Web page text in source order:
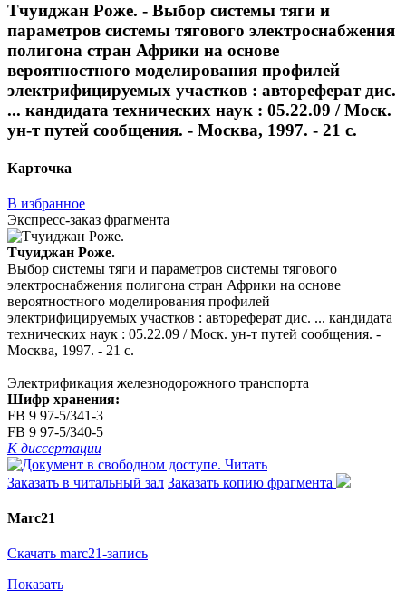
Тчуиджан Роже. - Выбор системы тяги и
параметров системы тягового электроснабжения
полигона стран Африки на основе
вероятностного моделирования профилей
электрифицируемых участков : автореферат дис.
... кандидата технических наук : 05.22.09 / Моск.
ун-т путей сообщения. - Москва, 1997. - 21 с.
Карточка
В избранное
Экспресс-заказ фрагмента
Тчуиджан Роже.
Выбор системы тяги и параметров системы тягового
электроснабжения полигона стран Африки на основе
вероятностного моделирования профилей
электрифицируемых участков : автореферат дис. ... кандидата
технических наук : 05.22.09 / Моск. ун-т путей сообщения. -
Москва, 1997. - 21 с.
Электрификация железнодорожного транспорта
Шифр хранения:
FB 9 97-5/341-3
FB 9 97-5/340-5
К диссертации
Читать
Заказать в читальный зал Заказать копию фрагмента
Marc21
Скачать marc21-запись
Показать